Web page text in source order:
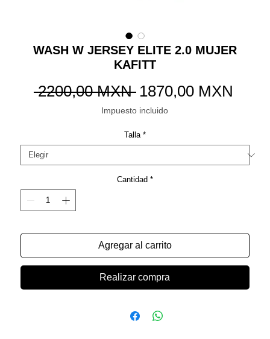
WASH W JERSEY ELITE 2.0 MUJER
KAFITT
2200,00 MXN Precio
1870,00 MXN
Impuesto incluido
Talla *
Cantidad *
Agregar al carrito
Realizar compra